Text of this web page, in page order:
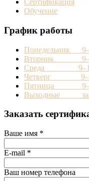
Сертификация
Обучение
График работы
Понедельник
Вторник
Среда
Четверг
Пятница
Выходные
Заказать
Ваше имя *
E-mail *
Ваш номер телефона